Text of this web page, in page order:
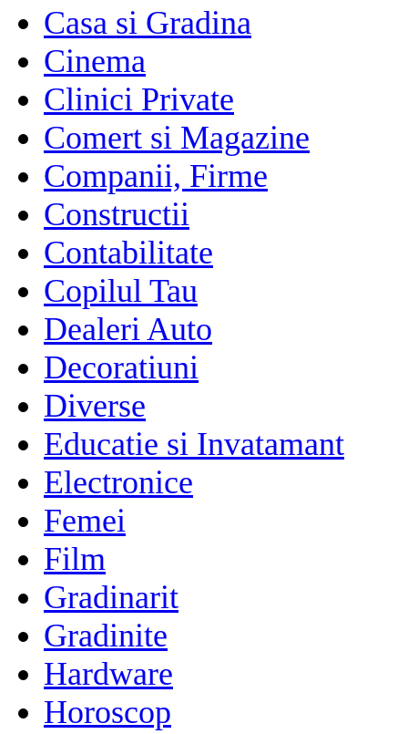
Casa si Gradina
Cinema
Clinici Private
Comert si Magazine
Companii, Firme
Constructii
Contabilitate
Copilul Tau
Dealeri Auto
Decoratiuni
Diverse
Educatie si Invatamant
Electronice
Femei
Film
Gradinarit
Gradinite
Hardware
Horoscop